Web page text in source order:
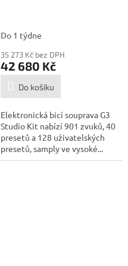
Do 1 týdne
35 273 Kč bez DPH
42 680 Kč
Do košíku
Elektronická bicí souprava G3
Studio Kit nabízí 901 zvuků, 40
presetů a 128 uživatelských
presetů, samply ve vysoké...